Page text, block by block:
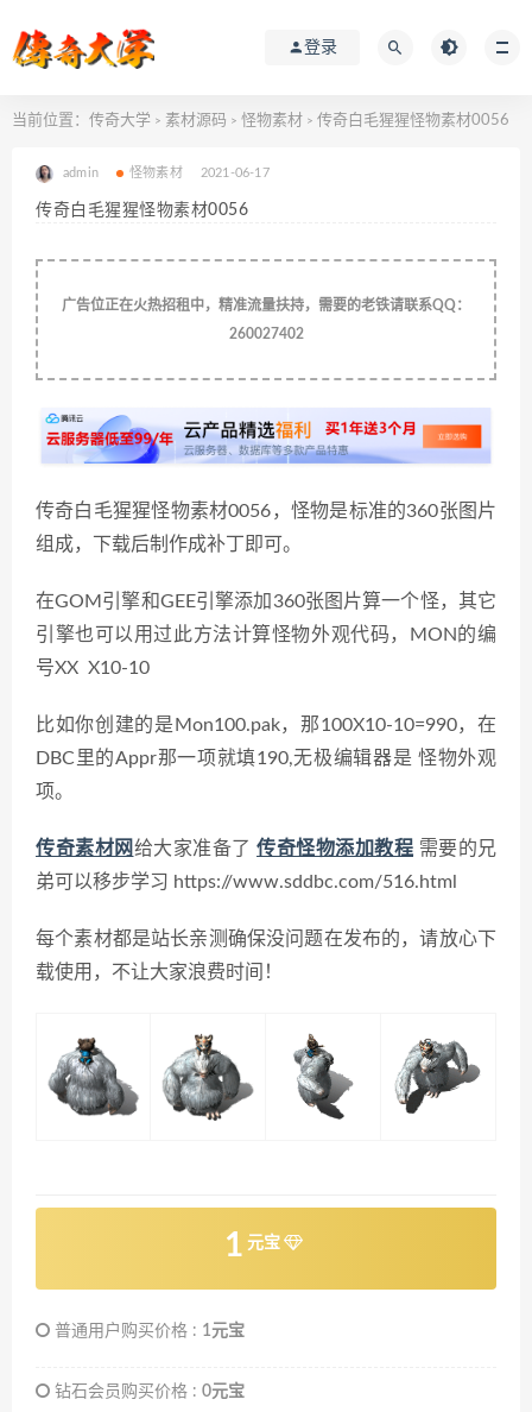
登录
当前位置： 传奇大学 > 素材源码 > 怪物素材 > 传奇白毛猩猩怪物素材0056
admin 怪物素材 2021-06-17
传奇白毛猩猩怪物素材0056
广告位正在火热招租中，精准流量扶持，需要的老铁请联系QQ：
260027402
传奇白毛猩猩怪物素材0056，怪物是标准的360张图片
组成，下载后制作成补丁即可。
在GOM引擎和GEE引擎添加 360张图片算一个怪，其它
引擎也可以用过此方法计算怪物外观代码，MON的编
号XX X10-10
比如你创建的是Mon100.pak，那100X10-10=990，在
DBC里的Appr那一项就填190,无极编辑器是 怪物外观
项。
传奇素材网给大家准备了 传奇怪物添加教程 需要的兄
弟可以移步学习 https://www.sddbc.com/516.html
每个素材都是站长亲测确保没问题在发布的，请放心下
载使用，不让大家浪费时间！
1 元宝
普通用户购买价格 : 1元宝
钻石会员购买价格 : 0元宝